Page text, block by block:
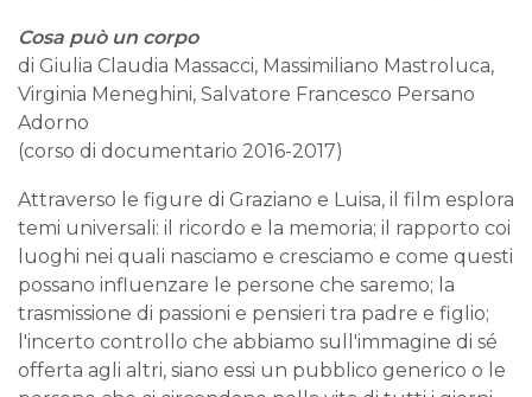
Cosa può un corpo
di Giulia Claudia Massacci, Massimiliano Mastroluca,
Virginia Meneghini, Salvatore Francesco Persano
Adorno
(corso di documentario 2016-2017)
Attraverso le figure di Graziano e Luisa, il film esplora
temi universali: il ricordo e la memoria; il rapporto coi
luoghi nei quali nasciamo e cresciamo e come questi
possano influenzare le persone che saremo; la
trasmissione di passioni e pensieri tra padre e figlio;
l'incerto controllo che abbiamo sull'immagine di sé
offerta agli altri, siano essi un pubblico generico o le